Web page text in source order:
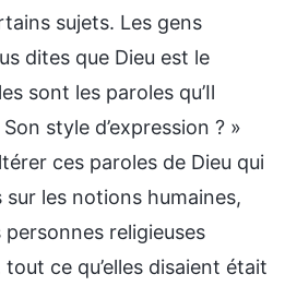
sujets. Les gens
dites que Dieu est le
sont les paroles qu’Il
style d’expression ? »
ces paroles de Dieu qui
les notions humaines,
religieuses
tout ce qu’elles disaient était